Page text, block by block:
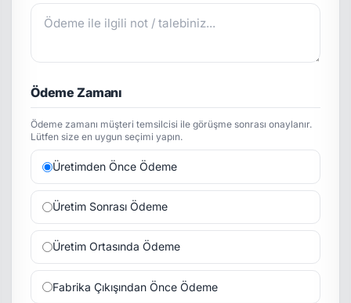
Ödeme Zamanı
Ödeme zamanı müşteri temsilcisi ile görüşme sonrası onaylanır.
Lütfen size en uygun seçimi yapın.
Üretimden Önce Ödeme
Üretim Sonrası Ödeme
Üretim Ortasında Ödeme
Fabrika Çıkışından Önce Ödeme